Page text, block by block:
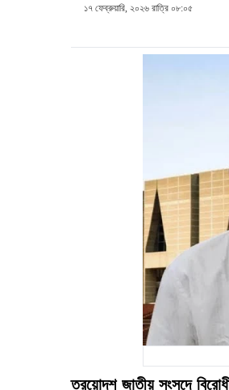
১৭ ফেব্রুয়ারি, ২০২৬ রাত্রি ০৮:০৫
ত্রয়োদশ জাতীয় সংসদে